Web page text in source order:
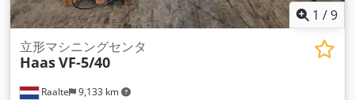
1 /9
Raalte 9,133 km
立形マシニングセンタ
HaasVF-5/40